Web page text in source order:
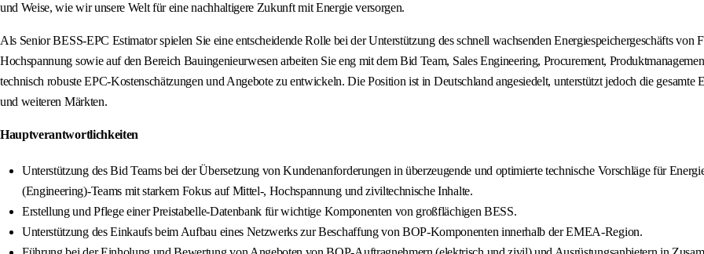
und Weise, wie wir unsere Welt für eine nachhaltigere Zukunft mit Energie versorgen.
Als Senior BESS‑EPC Estimator spielen Sie eine entscheidende Rolle bei der Unterstützung des schnell wachsenden Energiespeichergeschäfts
Hochspannung sowie auf den Bereich Bauingenieurwesen arbeiten Sie eng mit dem Bid Team, Sales Engineering, Procurement,
technisch robuste EPC-Kostenschätzungen und Angebote zu entwickeln. Die Position ist in Deutschland angesiedelt, unterstützt jedoch die
und weiteren Märkten.
Hauptverantwortlichkeiten
Unterstützung des Bid Teams bei der Übersetzung von Kundenanforderungen in überzeugende und optimierte technische Vorschläge für
(Engineering)-Teams mit starkem Fokus auf Mittel-, Hochspannung und ziviltechnische Inhalte.
Erstellung und Pflege einer Preistabelle-Datenbank für wichtige Komponenten von großflächigen BESS.
Unterstützung des Einkaufs beim Aufbau eines Netzwerks zur Beschaffung von BOP-Komponenten innerhalb der EMEA-Region.